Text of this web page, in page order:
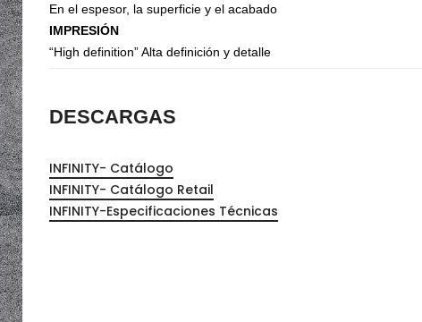
En el espesor, la superficie y el acabado
IMPRESIÓN
“High definition” Alta definición y detalle
DESCARGAS
INFINITY- Catálogo
INFINITY- Catálogo Retail
INFINITY-Especificaciones Técnicas